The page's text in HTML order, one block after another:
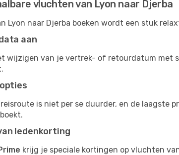
vluchten van Lyon naar Djerba
Lyon naar Djerba boeken wordt een stuk
aan
wijzigen van je vertrek- of retourdatum met
reisroute is niet per se duurder, en de laagste
ledenkorting
krijg je speciale kortingen op vluchten